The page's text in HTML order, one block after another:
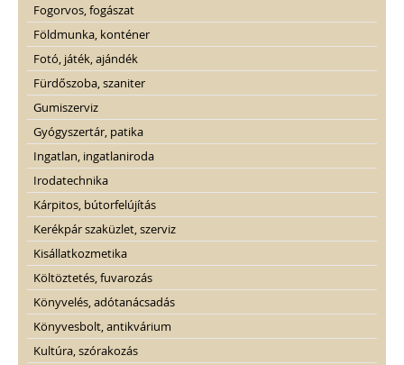
Fogorvos, fogászat
Földmunka, konténer
Fotó, játék, ajándék
Fürdőszoba, szaniter
Gumiszerviz
Gyógyszertár, patika
Ingatlan, ingatlaniroda
Irodatechnika
Kárpitos, bútorfelújítás
Kerékpár szaküzlet, szerviz
Kisállatkozmetika
Költöztetés, fuvarozás
Könyvelés, adótanácsadás
Könyvesbolt, antikvárium
Kultúra, szórakozás